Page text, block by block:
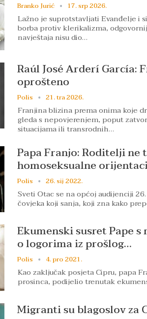
Branko Jurić 17. srp 2026.
Lažno je suprotstavljati Evanđelje i
borba protiv klerikalizma,
navještaja nisu dio…
Raúl José Arderí García:
oprošteno
Polis 21. tra 2026.
Franjina blizina prema onima koje
gleda s nepovjerenjem, poput
situacijama ili transrodnih…
Papa Franjo: Roditelji
homoseksualne
Polis 26. sij 2022.
Sveti Otac se na općoj audijenciji
čovjeka koji sanja, koji zna kako
Ekumenski susret Pape
o logorima iz prošlog…
Polis 4. pro 2021.
Kao zaključak posjeta Cipru, papa
prosinca, podijelio trenutak
Migranti su blagoslov za